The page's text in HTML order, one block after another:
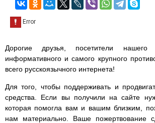
Дорогие друзья, посетители
информативного и самого крупного
всего русскоязычного интернета!
Для того, чтобы поддерживать и
средства. Если вы получили на сайте
которая помогла вам и вашим близким,
нам материально. Ваше пожертвование